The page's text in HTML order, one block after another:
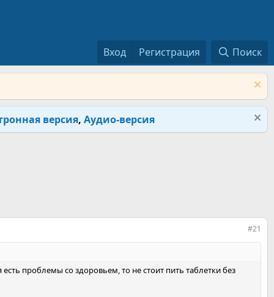
Вход Регистрация Поиск
версия, Аудио-версия
#21
проблемы со здоровьем, то не стоит пить таблетки без